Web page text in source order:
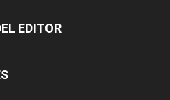
EDITOR